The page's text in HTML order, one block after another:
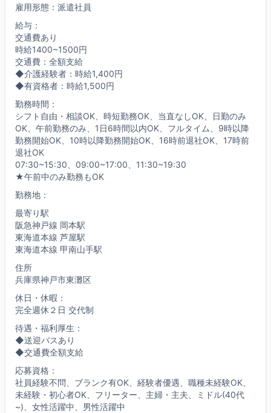
雇用形態：派遣社員
給与：
交通費あり
時給1400~1500円
交通費：全額支給
◆介護経験者：時給1,400円
◆有資格者：時給1,500円
勤務時間：
シフト自由・相談OK、時短勤務OK、当直なしOK、日勤のみ
OK、午前勤務のみ、1日6時間以内OK、フルタイム、9時以降
勤務開始OK、10時以降勤務開始OK、16時前退社OK、17時前
退社OK
07:30~15:30、09:00~17:00、11:30~19:30
★午前中のみ勤務もOK
勤務地：
最寄り駅
阪急神戸線 岡本駅
東海道本線 芦屋駅
東海道本線 甲南山手駅
住所
兵庫県神戸市東灘区
休日・休暇：
完全週休２日 交代制
待遇・福利厚生：
◆送迎バスあり
◆交通費全額支給
応募資格：
社員経験不問、ブランク有OK、経験者優遇、職種未経験OK、
未経験・初心者OK、フリーター、主婦・主夫、ミドル(40代
~)、女性活躍中、男性活躍中